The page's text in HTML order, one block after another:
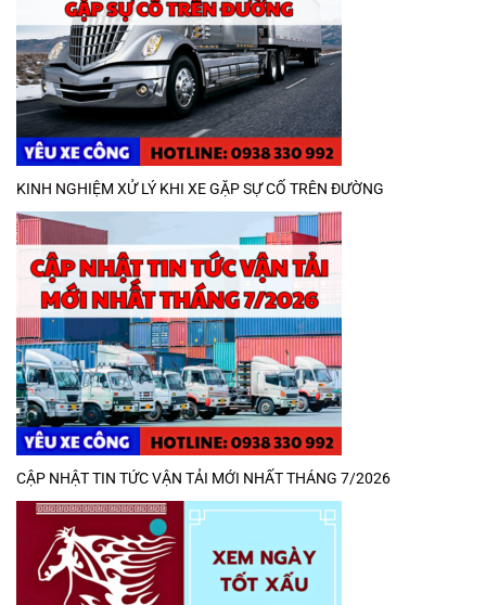
KINH NGHIỆM XỬ LÝ KHI XE GẶP SỰ CỐ TRÊN ĐƯỜNG
CẬP NHẬT TIN TỨC VẬN TẢI MỚI NHẤT THÁNG 7/2026